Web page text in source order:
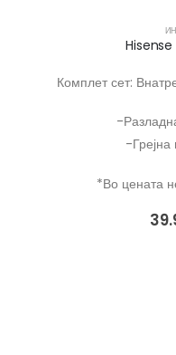
Hisense
Комплет сет:
-
-
*Во цената